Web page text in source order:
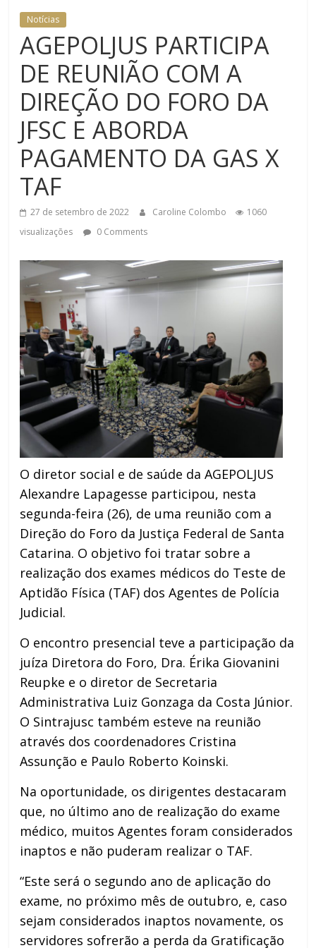
Notícias
AGEPOLJUS PARTICIPA
DE REUNIÃO COM A
DIREÇÃO DO FORO DA
JFSC E ABORDA
PAGAMENTO DA GAS X
TAF
27 de setembro de 2022 Caroline Colombo
1060
visualizações
0 Comments
O diretor social e de saúde da AGEPOLJUS
Alexandre Lapagesse participou, nesta
segunda-feira (26), de uma reunião com a
Direção do Foro da Justiça Federal de Santa
Catarina. O objetivo foi tratar sobre a
realização dos exames médicos do Teste de
Aptidão Física (TAF) dos Agentes de Polícia
Judicial.
O encontro presencial teve a participação da
juíza Diretora do Foro, Dra. Érika Giovanini
Reupke e o diretor de Secretaria
Administrativa Luiz Gonzaga da Costa Júnior.
O Sintrajusc também esteve na reunião
através dos coordenadores Cristina
Assunção e Paulo Roberto Koinski.
Na oportunidade, os dirigentes destacaram
que, no último ano de realização do exame
médico, muitos Agentes foram considerados
inaptos e não puderam realizar o TAF.
“Este será o segundo ano de aplicação do
exame, no próximo mês de outubro, e, caso
sejam considerados inaptos novamente, os
servidores sofrerão a perda da Gratificação